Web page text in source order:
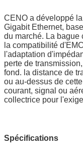
CENO a développé
Gigabit Ethernet,
du marché. La bague
la compatibilité
l'adaptation
perte de
fond. la distance de
ou au-dessus de
courant, signal ou
collectrice pour
Spécifications